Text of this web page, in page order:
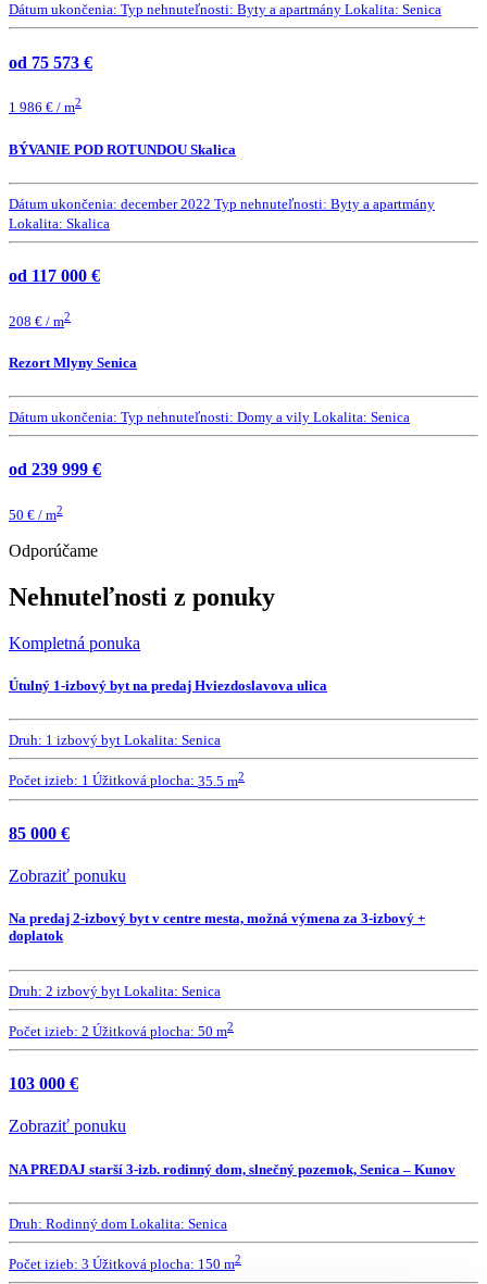
Dátum ukončenia: Typ nehnuteľnosti: Byty a apartmány Lokalita: Senica
od 75 573 €
1 986 € / m2
BÝVANIE POD ROTUNDOU Skalica
Dátum ukončenia: december 2022 Typ nehnuteľnosti: Byty a apartmány
Lokalita: Skalica
od 117 000 €
208 € / m2
Rezort Mlyny Senica
Dátum ukončenia: Typ nehnuteľnosti: Domy a vily Lokalita: Senica
od 239 999 €
50 € / m2
Odporúčame
Nehnuteľnosti z ponuky
Kompletná ponuka
Útulný 1-izbový byt na predaj Hviezdoslavova ulica
Druh: 1 izbový byt Lokalita: Senica
Počet izieb: 1 Úžitková plocha: 35.5 m2
85 000 €
Zobraziť ponuku
Na predaj 2-izbový byt v centre mesta, možná výmena za 3-izbový +
doplatok
Druh: 2 izbový byt Lokalita: Senica
Počet izieb: 2 Úžitková plocha: 50 m2
103 000 €
Zobraziť ponuku
NA PREDAJ starší 3-izb. rodinný dom, slnečný pozemok, Senica – Kunov
Druh: Rodinný dom Lokalita: Senica
Počet izieb: 3 Úžitková plocha: 150 m2